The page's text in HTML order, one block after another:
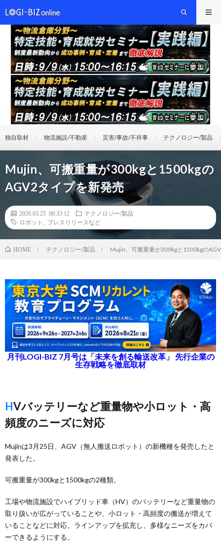
独自取材 物流施設/不動産 災害/事故/不祥事 テクノロジー/製品
Mujin、可搬重量が300kgと1500kgの
AGV2タイプを新発売
2026.03.25 08:33:12
テクノロジー/製品
ロボット
プレスリリースなど
HOME テクノロジー/製品 Mujin、可搬重量が300kgと1500kgの
月刊LOGI-BIZ 7月号は「未来を創る輸送改革」 先行企業の
生存戦略を徹底取材
HVバッテリーなど重量物や小ロット・高
頻度のニーズに対応
Mujinは3月25日、AGV（無人搬送ロボット）の新機種を発売したと
発表した。
可搬重量が300kgと1500kgの2種類。
工場や物流施設でハイブリッド車（HV）のバッテリーなど重量物の
取り扱いが広がっていることや、小ロット・高頻度の搬送が増えて
いることなどに対応。ラインアップを拡充し、多様なニーズをカバ
ーできるようにする。